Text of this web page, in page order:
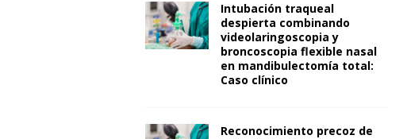
Intubación traqueal
despierta combinando
videolaringoscopia y
broncoscopia flexible nasal
en mandibulectomía total:
Caso clínico
Reconocimiento precoz de